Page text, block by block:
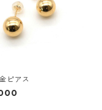
ピアス